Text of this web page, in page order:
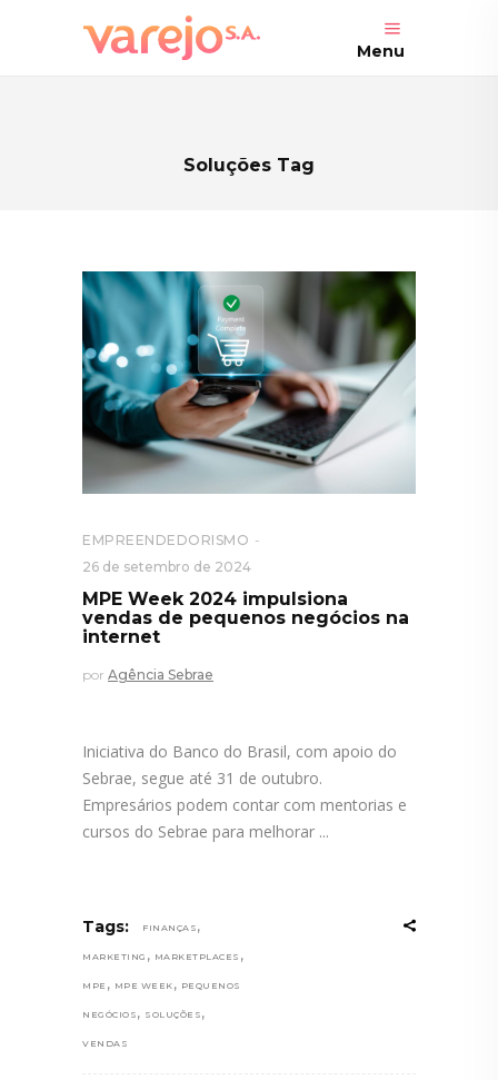
Menu
Soluções Tag
EMPREENDEDORISMO
26 de setembro de 2024
MPE Week 2024 impulsiona
vendas de pequenos negócios na
internet
por Agência Sebrae
Iniciativa do Banco do Brasil, com apoio do
Sebrae, segue até 31 de outubro.
Empresários podem contar com mentorias e
cursos do Sebrae para melhorar
Tags: FINANÇAS ,
MARKETING , MARKETPLACES ,
MPE , MPE WEEK , PEQUENOS
NEGÓCIOS , SOLUÇÕES ,
VENDAS